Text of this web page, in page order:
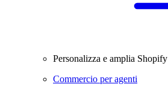
Personalizza e amplia Shopify
Commercio per agenti